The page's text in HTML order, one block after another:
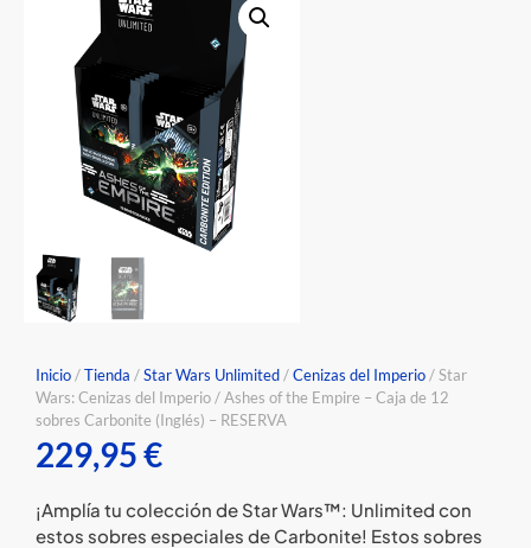
Inicio/Tienda /Star Wars Unlimited/Cenizas del Imperio/ Star
Wars: Cenizas del Imperio / Ashes of the Empire – Caja de 12
sobres Carbonite (Inglés) – RESERVA
229,95€
¡Amplía tu colección de Star Wars™: Unlimited con
estos sobres especiales de Carbonite! Estos sobres